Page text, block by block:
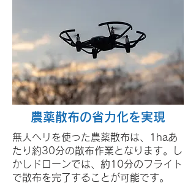
農薬散布の​省力化を実現
無人ヘリを使った農薬散布は、1haあ
たり約30分の散布作業となります。し
かしドローンでは、約10分のフライト
で散布を完了することが可能です。